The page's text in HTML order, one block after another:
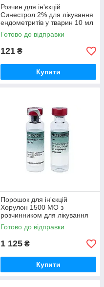
Розчин для ін'єкцій
Синестрол 2% для лікування
ендометритів у тварин 10 мл
O.L.KAR
Готово до відправки
121 ₴
Купити
Порошок для ін'єкцій
Хорулон 1500 МО з
розчинником для лікування
та регуляції відтворювальних
функцій 2 флакони по 5 мл
Готово до відправки
1 125 ₴
Купити